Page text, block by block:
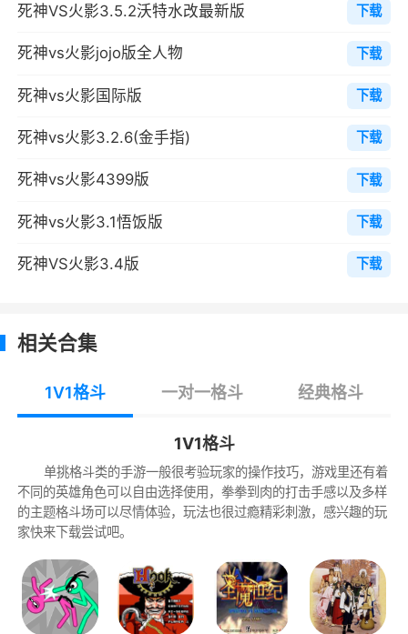
步，防御对方攻击，受身，灵压爆发与替身术都
会消耗耐力值。耐力槽有红色，蓝色，闪红三种
状态，耐力槽在蓝色与闪红状态下恢复速度较
快，在红色状态下恢复速度较慢。无耐力状态下
防御时受击则强制进入破防状态并后退一段距
离。受到真名中攻击时耐力会快速恢复。受身，
瞬步，幽步，防御对方攻击，替身与灵压爆发都
会消耗不同的耐力值，不同情况同个技能的消耗
也有所改变。另有独特的人物具有比一般人物长
的耐力条（例如雨龙）。
少为10%，但无法防御破防技能、来自身后的攻
力槽耗尽则无法防御。
投技：无视对手的防御状态造成伤害，无法
使用灵压爆破和替身术进行规避。
纽带：玩家可以在角色的特定攻击中取消、
连接特定的招式。
游戏特色
1、大量的人物进行还原，超魔性精彩的战
死神VS火影3.5.2沃特水改最新版 下载
死神vs火影jojo版全人物 下载
死神vs火影国际版 下载
死神vs火影3.2.6(金手指) 下载
死神vs火影4399版 下载
死神vs火影3.1悟饭版 下载
死神VS火影3.4版 下载
相关合集
1V1格斗 一对一格斗 经典格斗
1V1格斗
单挑格斗类的手游一般很考验玩家的操作技巧，游戏里还有着
不同的英雄角色可以自由选择使用，拳拳到肉的打击手感以及多样
的主题格斗场可以尽情体验，玩法也很过瘾精彩刺激，感兴趣的玩
家快来下载尝试吧。